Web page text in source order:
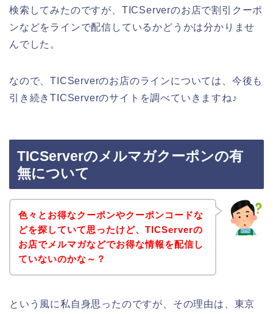
検索してみたのですが、TICServerのお店で割引クーポ
ンなどをラインで配信しているかどうかは分かりませ
んでした。
なので、TICServerのお店のラインについては、今後も
引き続きTICServerのサイトを調べていきますね♪
TICServerのメルマガクーポンの有
無について
色々とお得なクーポンやクーポンコードな
どを探していて思ったけど、TICServerの
お店でメルマガなどでお得な情報を配信し
ていないのかな～？
という風に私自身思ったのですが、その理由は、東京